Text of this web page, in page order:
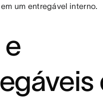
um entregável interno.